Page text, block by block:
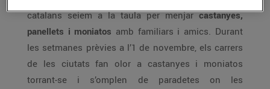
catalans seiem a la taula per menjarcastanyes,
panellets i moniatos amb familiars i amics. Durant
les setmanes prèvies a l’1 de novembre, els carrers
de les ciutats fan olor a castanyes i moniatos
torrant-se i s’omplen de paradetes on les